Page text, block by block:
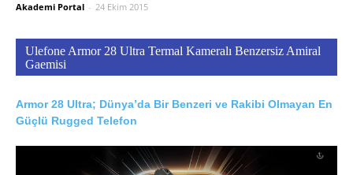
Akademi Portal - 24 Ekim 2015
Ulefone Armor 28 Ultra Termal Kameralı Benzersiz Amiral
Gaemisi
Armor 28 Ultra; Dünya’da Bir Benzeri ve Rakibi Olmayan En
Güçlü Rugged Telefon